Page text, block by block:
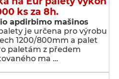
ks za 8h.
apdirbimo mašinos
je určena pro výrobu
1200/800mm a palet
paletám z předem
ma …